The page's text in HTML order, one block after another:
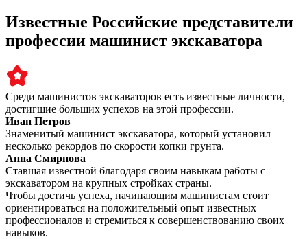
Известные Российские представители
профессии машинист экскаватора
Среди машинистов экскаваторов есть известные личности,
достигшие больших успехов на этой профессии.
Иван Петров
Знаменитый машинист экскаватора, который установил
несколько рекордов по скорости копки грунта.
Анна Смирнова
Ставшая известной благодаря своим навыкам работы с
экскаватором на крупных стройках страны.
Чтобы достичь успеха, начинающим машинистам стоит
ориентироваться на положительный опыт известных
профессионалов и стремиться к совершенствованию своих
навыков.